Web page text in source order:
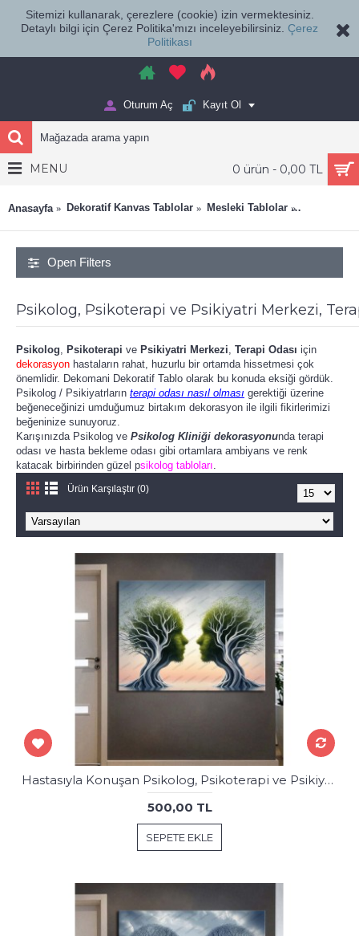
Sitemizi kullanarak, çerezlere (cookie) izin vermektesiniz.
Detaylı bilgi için Çerez Politika'mızı inceleyebilirsiniz. Çerez
Politikası
Oturum Aç Kayıt Ol
0 ürün - 0,00 TL
MENU
Anasayfa Dekoratif Kanvas Tablolar Mesleki Tablolar
Open Filters
Psikolog, Psikoterapi ve Psikiyatri Merkezi,
Psikolog, Psikoterapi ve Psikiyatri Merkezi, Terapi Odası için
dekorasyon hastaların rahat, huzurlu bir ortamda hissetmesi çok
önemlidir. Dekomani Dekoratif Tablo olarak bu konuda eksiği gördük.
Psikolog / Psikiyatrların terapi odası nasıl olması gerektiği üzerine
beğeneceğinizi umduğumuz birtakım dekorasyon ile ilgili fikirlerimizi
beğeninize sunuyoruz.
Karışınızda Psikolog ve Psikolog Kliniği dekorasyonunda terapi
odası ve hasta bekleme odası gibi ortamlara ambiyans ve renk
katacak birbirinden güzel psikolog tabloları.
Ürün Karşılaştır (0)
Hastasıyla Konuşan Psikolog, Psikoterapi ve Psikiyatri Merkezi, Terapi Odası Tablosu psk103
500,00 TL
SEPETE EKLE